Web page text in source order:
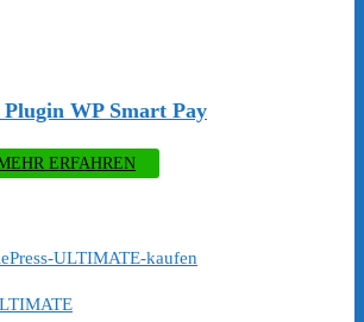
Plugin WP Smart Pay
ERFAHREN